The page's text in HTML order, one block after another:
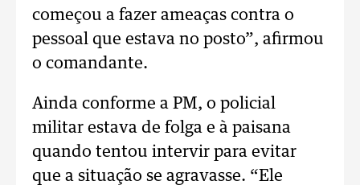
começou a fazer ameaças contra o
pessoal que estava no posto”, afirmou
o comandante.
Ainda conforme a PM, o policial
militar estava de folga e à paisana
quando tentou intervir para evitar
que a situação se agravasse. “Ele